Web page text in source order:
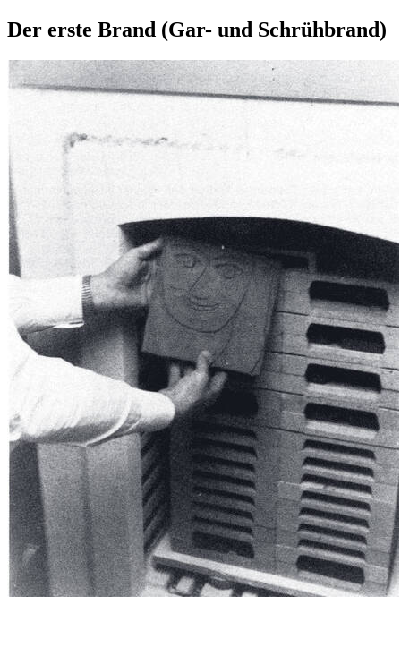
Der erste Brand (Gar- und Schrühbrand)